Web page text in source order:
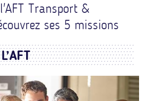
Transport &
ses 5 missions